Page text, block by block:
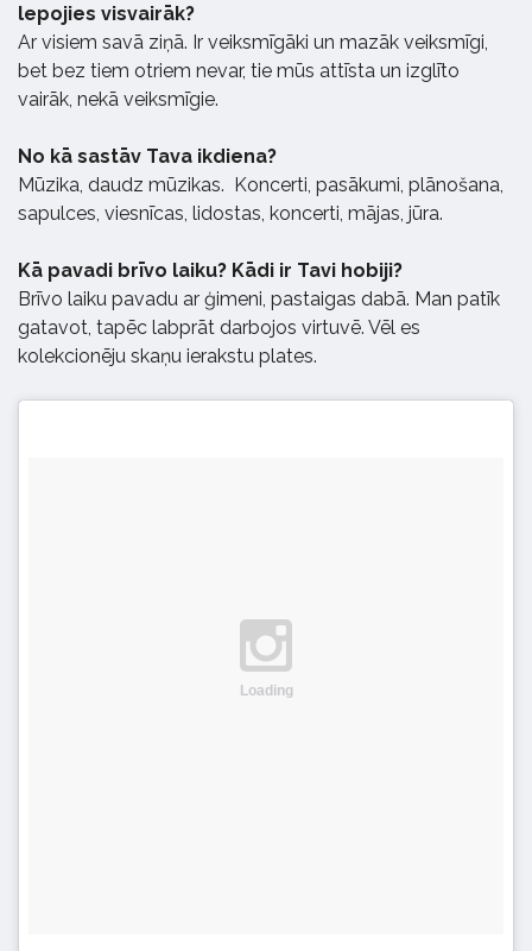
lepojies visvairāk?
Ar visiem savā ziņā. Ir veiksmīgāki un mazāk veiksmīgi,
bet bez tiem otriem nevar, tie mūs attīsta un izglīto
vairāk, nekā veiksmīgie.
No kā sastāv Tava ikdiena?
Mūzika, daudz mūzikas. Koncerti, pasākumi, plānošana,
sapulces, viesnīcas, lidostas, koncerti, mājas, jūra.
Kā pavadi brīvo laiku? Kādi ir Tavi hobiji?
Brīvo laiku pavadu ar ģimeni, pastaigas dabā. Man patīk
gatavot, tapēc labprāt darbojos virtuvē. Vēl es
kolekcionēju skaņu ierakstu plates.
Loading